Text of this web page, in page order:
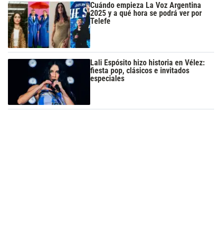
Cuándo empieza La Voz Argentina
2025 y a qué hora se podrá ver por
Telefe
Lali Espósito hizo historia en Vélez:
fiesta pop, clásicos e invitados
especiales